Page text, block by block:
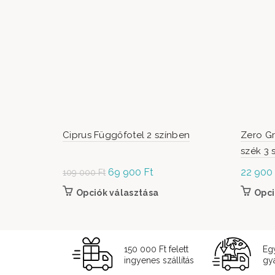
Ciprus Függőfotel 2 színben
109 000Ft Original
price was:
69 900 Ft
Opciók választása Ennek a terméknek több
Zero
szék 3
22 900
150 000 Ft felett
ingyenes szállítás